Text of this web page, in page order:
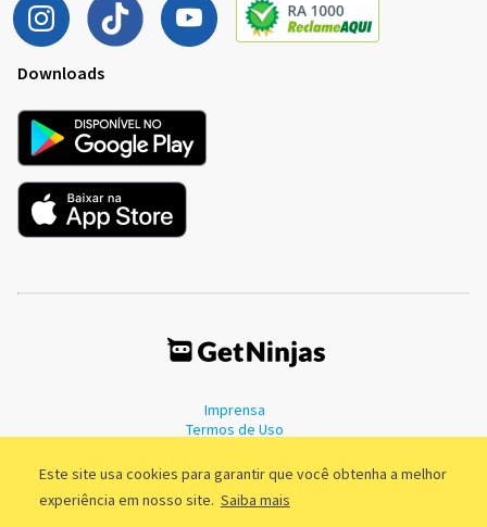
Este site usa cookies para garantir que você obtenha a melhor
experiência em nosso site. Saiba mais
Downloads
Imprensa
Termos de Uso